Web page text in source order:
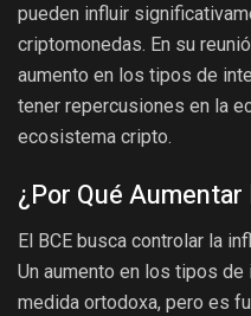
pueden influir
criptomonedas. En su
aumento en los tipos de
tener repercusiones en la
ecosistema cripto.
¿Por Qué
El BCE busca controlar la
Un aumento en los tipos
medida ortodoxa, pero es